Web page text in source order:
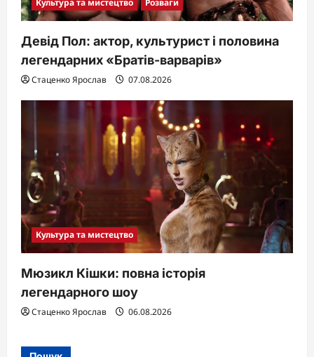
Культура та мистецтво Розваги
Девід Пол: актор, культурист і половина
легендарних «Братів-варварів»
Стаценко Ярослав 07.08.2026
Культура та мистецтво
Мюзикл Кішки: повна історія
легендарного шоу
Стаценко Ярослав 06.08.2026